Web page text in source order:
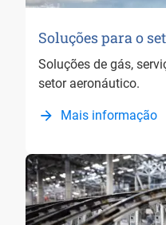
Soluções para o
Soluções de gás,
setor aeronáutico.
Mais informação